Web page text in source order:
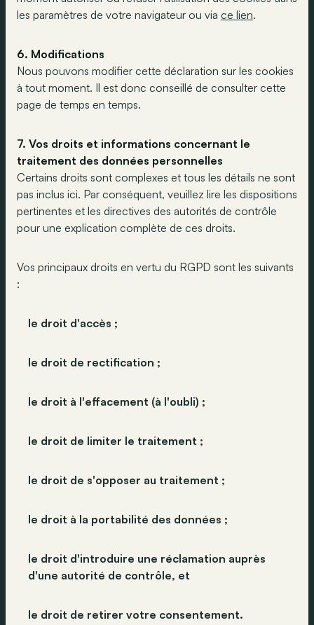
les paramètres de votre navigateur ou via ce lien.
6. Modifications
Nous pouvons modifier cette déclaration sur les cookies
à tout moment. Il est donc conseillé de consulter cette
page de temps en temps.
7. Vos droits et informations concernant le
traitement des données personnelles
Certains droits sont complexes et tous les détails ne sont
pas inclus ici. Par conséquent, veuillez lire les dispositions
pertinentes et les directives des autorités de contrôle
pour une explication complète de ces droits.
Vos principaux droits en vertu du RGPD sont les suivants
:
le droit d'accès ;
le droit de rectification ;
le droit à l'effacement (à l'oubli) ;
le droit de limiter le traitement ;
le droit de s'opposer au traitement ;
le droit à la portabilité des données ;
le droit d'introduire une réclamation auprès
d'une autorité de contrôle, et
le droit de retirer votre consentement.